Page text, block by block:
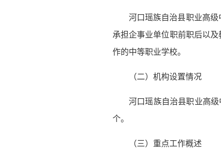
河口瑶族自治县职业高
承担企事业单位职前职后以
作的中等职业学校。
（二）机构设置情况
河口瑶族自治县职业高
个。
（三）重点工作概述